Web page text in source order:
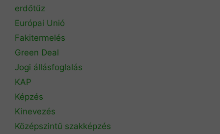
erdőtűz
Európai Unió
Fakitermelés
Green Deal
Jogi állásfoglalás
KAP
Képzés
Kinevezés
Középszintű szakképzés